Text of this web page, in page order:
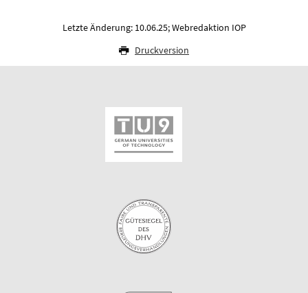
Letzte Änderung: 10.06.25; Webredaktion IOP
Druckversion